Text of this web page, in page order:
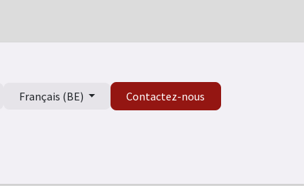
Français (BE) Contactez-nous